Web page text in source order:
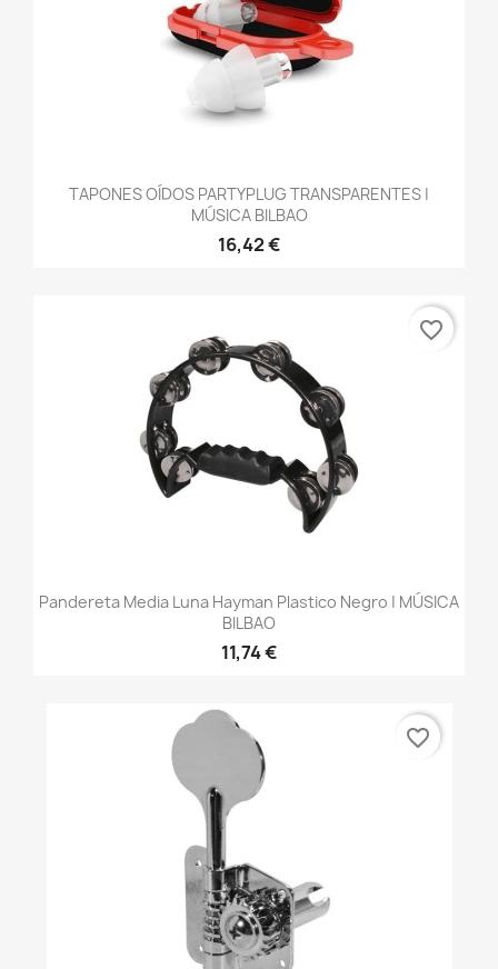
TAPONES OÍDOS PARTYPLUG TRANSPARENTES |
MÚSICA BILBAO
16,42 €
Pandereta Media Luna Hayman Plastico Negro | MÚSICA
BILBAO
11,74 €
favorite_border
favorite_border